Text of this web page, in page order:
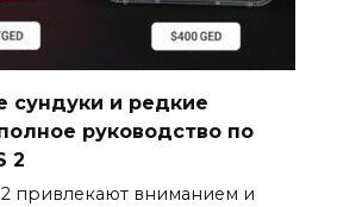
сундуки и редкие
руководство по
2
2 привлекают вниманием и